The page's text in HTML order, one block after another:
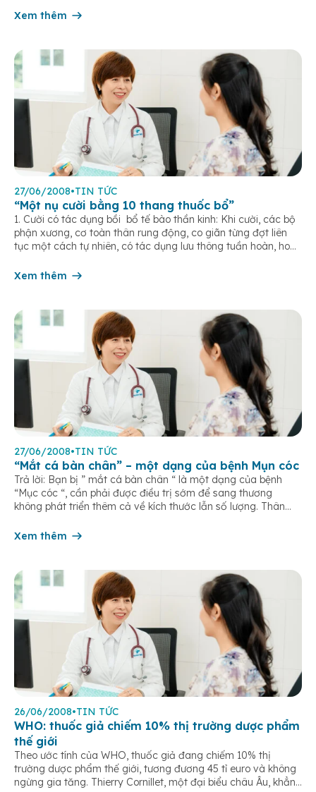
Xem thêm
27/06/2008•TIN TỨC
“Một nụ cười bằng 10 thang thuốc bổ”
1. Cười có tác dụng bồi bổ tế bào thần kinh: Khi cười, các bộ
phận xương, cơ toàn thân rung động, co giãn từng đợt liên
tục một cách tự nhiên, có tác dụng lưu thông tuần hoàn, hoạt
hơn. Cười […]
Xem thêm
27/06/2008•TIN TỨC
“Mắt cá bàn chân” – một dạng của bệnh Mụn cóc
Trả lời: Bạn bị ” mắt cá bàn chân “ là một dạng của bệnh
“Mục cóc “, cần phải được điều trị sớm để sang thương
không phát triển thêm cả về kích thước lẫn số lượng. Thân
bạn! BS.LÊ ĐỨC THỌ […]
Xem thêm
26/06/2008•TIN TỨC
WHO: thuốc giả chiếm 10% thị trường dược phẩm
thế giới
Theo ước tính của WHO, thuốc giả đang chiếm 10% thị
trường dược phẩm thế giới, tương đương 45 tỉ euro và không
ngừng gia tăng. Thierry Cornillet, một đại biểu châu Âu, khẳng